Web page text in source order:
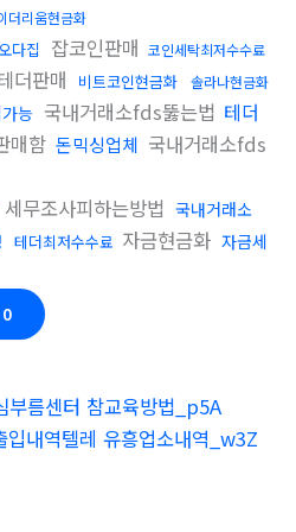
더리움현금화
오다집 잡코인판매 코인세탁최저수수료
더판매 비트코인현금화 솔라나현금화
능 국내거래소fds뚫는법 테더
매함 돈믹싱업체 국내거래소fds
세무조사피하는방법 국내거래소
테더최저수수료 자금현금화 자금세
0
부름센터 참교육방법_p5A
내역텔레 유흥업소내역_w3Z